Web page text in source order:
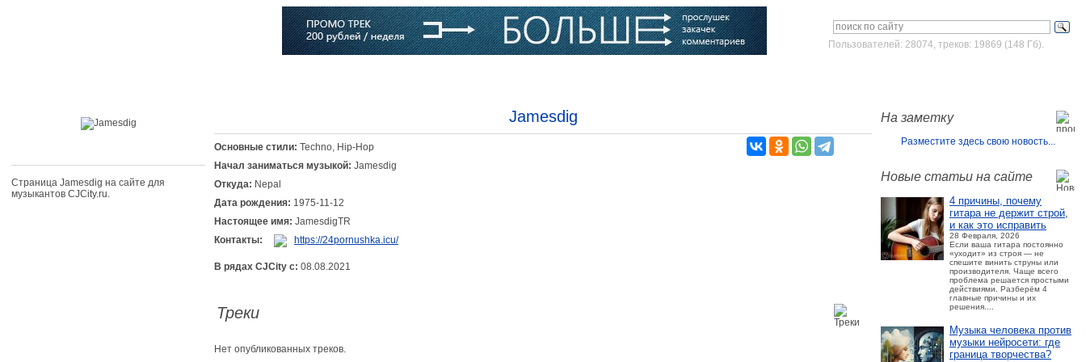
Пользователей: 28074, треков: 19869 (148 Гб).
На заметку
Разместите здесь свою новость...
Новые статьи на сайте
4 причины, почему
гитара не держит строй,
и как это исправить
28 Февраля, 2026
Если ваша гитара постоянно
«уходит» из строя — не
спешите винить струны или
производителя. Чаще всего
проблема решается простыми
действиями. Разберём 4
главные причины и их
решения....
Музыка человека против
музыки нейросети: где
граница творчества?
Страница Jamesdig на сайте для
музыкантов CJCity.ru.
Jamesdig
Основные стили: Techno, Hip-Hop
Начал заниматься музыкой: Jamesdig
Откуда: Nepal
Дата рождения: 1975-11-12
Настоящее имя: JamesdigTR
Контакты:
https://24pornushka.icu/
В рядах CJCity с: 08.08.2021
Треки
Нет опубликованных треков.